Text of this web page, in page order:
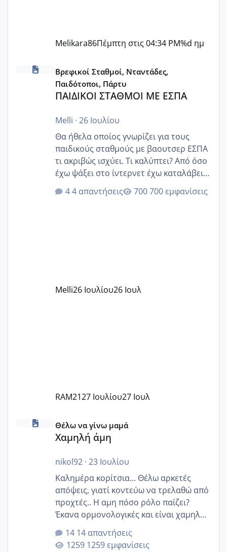
Melikara86Πέμπτη στις 04:34 PM%d ημ
ΠΑΙΔΙΚΟΙ ΣΤΑΘΜΟΙ ΜΕ ΕΣΠΑ
Βρεφικοί Σταθμοί, Νταντάδες,
Παιδότοποι, Πάρτυ
ΠΑΙΔΙΚΟΙ ΣΤΑΘΜΟΙ ΜΕ ΕΣΠΑ
Melli · 26 Ιουλίου
Θα ήθελα οποίος γνωρίζει για τους
παιδικούς σταθμούς με βαουτσερ ΕΣΠΑ
τι ακριβώς ισχύει. Τι καλύπτει? Από όσο
έχω ψάξει στο ίντερνετ έχω καταλάβει
ότι το βαουτσερ καλύπτει όλα τα
δίδακτρα και τα τροφεια του ιδιωτικού
Εγώ πήγα σε έναν ιδιωτικό παιδικό στ
4 απαντήσεις 700 εμφανίσεις
Melli26 Ιουλίου26 Ιουλ
RAM2127 Ιουλίου27 Ιουλ
Χαμηλή άμη
Θέλω να γίνω μαμά
Χαμηλή άμη
nikol92· 23 Ιουλίου
Καλημέρα κορίτσια... Θέλω αρκετές
απόψεις, γιατί κοντεύω να τρελαθώ από
προχτές.. Η αμη πόσο ρόλο παίζει?
Έκανα ορμονολογικές και είναι χαμηλή
για την ηλικία μου.. Είχα ήδη μια
εγκυμοσύνη, που έπρεπε να τερματιστεί
14 απαντήσεις
1259 εμφανίσεις